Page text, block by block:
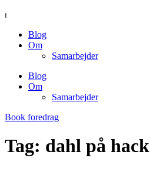
⏐
Blog
Om
Samarbejder
Blog
Om
Samarbejder
Book foredrag
Tag: dahl på hack